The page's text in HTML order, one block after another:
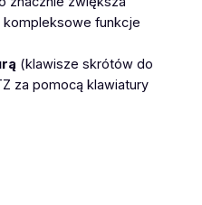
funkcje
(klawisze skrótów do
za pomocą klawiatury